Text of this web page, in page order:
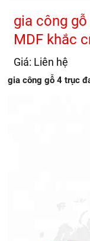
gia công
MDF khắc
Giá: Liên hệ
gia công gỗ 4 trục